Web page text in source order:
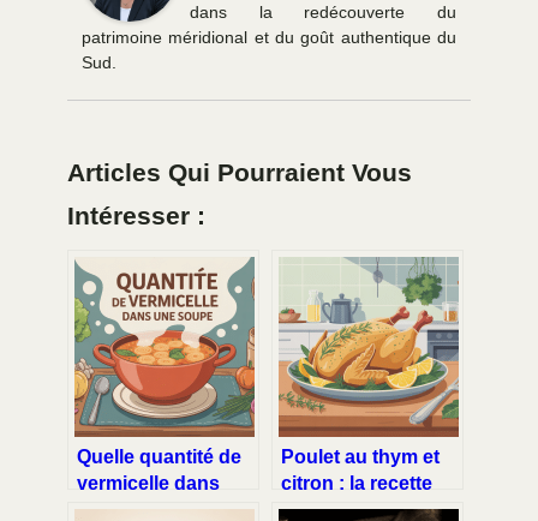
dans la redécouverte du
patrimoine méridional et du goût authentique du
Sud.
Articles Qui Pourraient Vous
Intéresser :
Quelle quantité de
vermicelle dans
une soupe : guide
Poulet au thym et
citron : la recette
facile, fondante et